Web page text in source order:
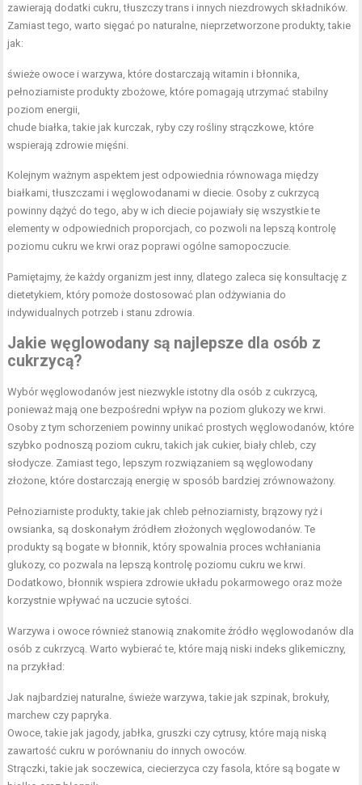
zawierają dodatki cukru, tłuszczy trans i innych niezdrowych składników.
Zamiast tego, warto sięgać po naturalne, nieprzetworzone produkty, takie
jak:
świeże owoce i warzywa, które dostarczają witamin i błonnika,
pełnoziarniste produkty zbożowe, które pomagają utrzymać stabilny
poziom energii,
chude białka, takie jak kurczak, ryby czy rośliny strączkowe, które
wspierają zdrowie mięśni.
Kolejnym ważnym aspektem jest odpowiednia równowaga między
białkami, tłuszczami i węglowodanami w diecie. Osoby z cukrzycą
powinny dążyć do tego, aby w ich diecie pojawiały się wszystkie te
elementy w odpowiednich proporcjach, co pozwoli na lepszą kontrolę
poziomu cukru we krwi oraz poprawi ogólne samopoczucie.
Pamiętajmy, że każdy organizm jest inny, dlatego zaleca się konsultację z
dietetykiem, który pomoże dostosować plan odżywiania do
indywidualnych potrzeb i stanu zdrowia.
Jakie węglowodany są najlepsze dla osób z
cukrzycą?
Wybór węglowodanów jest niezwykle istotny dla osób z cukrzycą,
ponieważ mają one bezpośredni wpływ na poziom glukozy we krwi.
Osoby z tym schorzeniem powinny unikać prostych węglowodanów, które
szybko podnoszą poziom cukru, takich jak cukier, biały chleb, czy
słodycze. Zamiast tego, lepszym rozwiązaniem są węglowodany
złożone, które dostarczają energię w sposób bardziej zrównoważony.
Pełnoziarniste produkty, takie jak chleb pełnoziarnisty, brązowy ryż i
owsianka, są doskonałym źródłem złożonych węglowodanów. Te
produkty są bogate w błonnik, który spowalnia proces wchłaniania
glukozy, co pozwala na lepszą kontrolę poziomu cukru we krwi.
Dodatkowo, błonnik wspiera zdrowie układu pokarmowego oraz może
korzystnie wpływać na uczucie sytości.
Warzywa i owoce również stanowią znakomite źródło węglowodanów dla
osób z cukrzycą. Warto wybierać te, które mają niski indeks glikemiczny,
na przykład:
Jak najbardziej naturalne, świeże warzywa, takie jak szpinak, brokuły,
marchew czy papryka.
Owoce, takie jak jagody, jabłka, gruszki czy cytrusy, które mają niską
zawartość cukru w porównaniu do innych owoców.
Strączki, takie jak soczewica, ciecierzyca czy fasola, które są bogate w